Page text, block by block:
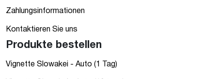
Zahlungsinformationen
Kontaktieren Sie uns
Produkte bestellen
Vignette Slowakei - Auto (1 Tag)